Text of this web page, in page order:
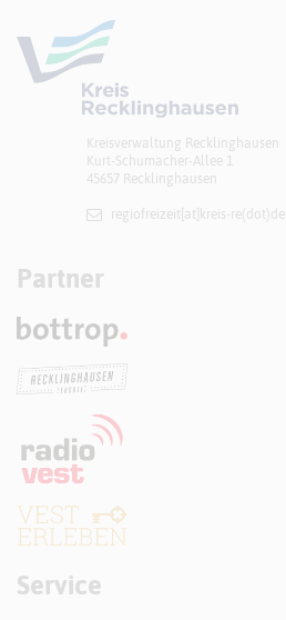
Kreisverwaltung Recklinghausen
Kurt-Schumacher-Allee 1
45657 Recklinghausen
regiofreizeit[at]​kreis-re(dot)de
Partner
Service